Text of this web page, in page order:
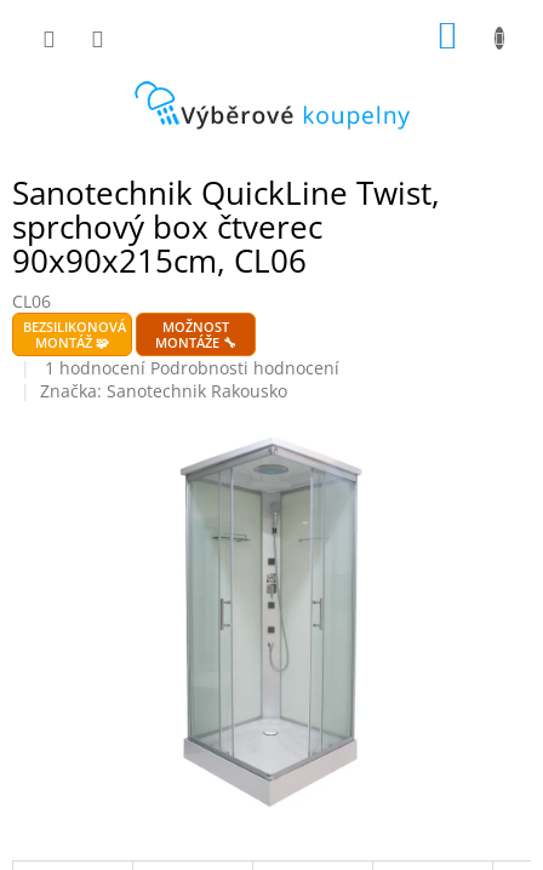
Sanotechnik QuickLine Twist,
sprchový box čtverec
90x90x215cm, CL06
CL06
BEZSILIKONOVÁ
MONTÁŽ 🧩
MOŽNOST
MONTÁŽE 🔧
Průměrné
hodnocení
1 hodnocení Podrobnosti hodnocení
Značka: Sanotechnik Rakousko